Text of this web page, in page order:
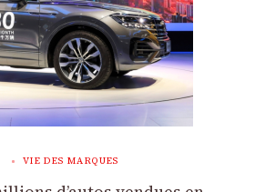
VIE DES MARQUES